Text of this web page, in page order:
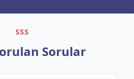
SSS
Sorular